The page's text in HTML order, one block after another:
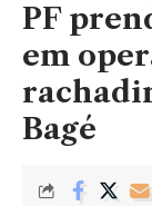
PF
em
Bagé